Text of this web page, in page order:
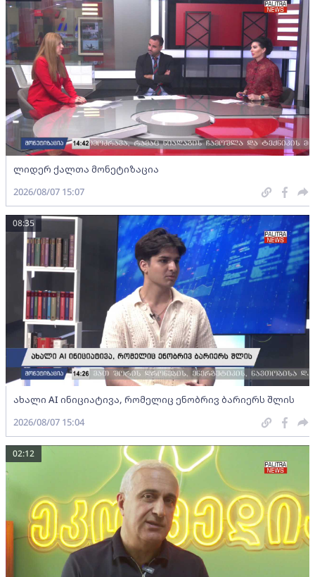
ლიდერ ქალთა მონეტიზაცია
2026/08/07 15:07
ახალი AI ინიციატივა, რომელიც ენობრივ ბარიერს შლის
08:35
2026/08/07 15:04
02:12